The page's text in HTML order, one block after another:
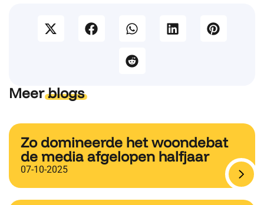
Meerblogs
Zo domineerde het woondebat
de media afgelopen halfjaar
07-10-2025